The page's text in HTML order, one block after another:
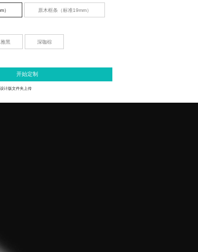
） 原木框条（标准19mm）
黑 深咖棕
开始定制
设计版文件夹上传